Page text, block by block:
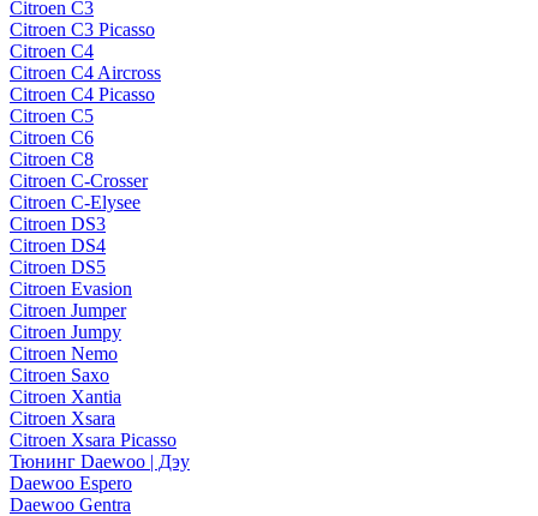
Citroen C3
Citroen C3 Picasso
Citroen C4
Citroen C4 Aircross
Citroen C4 Picasso
Citroen C5
Citroen C6
Citroen C8
Citroen C-Crosser
Citroen C-Elysee
Citroen DS3
Citroen DS4
Citroen DS5
Citroen Evasion
Citroen Jumper
Citroen Jumpy
Citroen Nemo
Citroen Saxo
Citroen Xantia
Citroen Xsara
Citroen Xsara Picasso
Тюнинг Daewoo | Дэу
Daewoo Espero
Daewoo Gentra